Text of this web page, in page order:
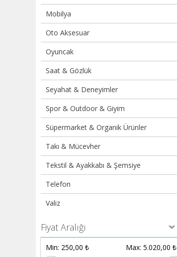
Mobilya
Oto Aksesuar
Oyuncak
Saat & Gözlük
Seyahat & Deneyimler
Spor & Outdoor & Giyim
Süpermarket & Organik Ürünler
Takı & Mücevher
Tekstil & Ayakkabı & Şemsiye
Telefon
Valiz
Fiyat Aralığı
Min: 250,00 ₺ Max: 5.020,00 ₺